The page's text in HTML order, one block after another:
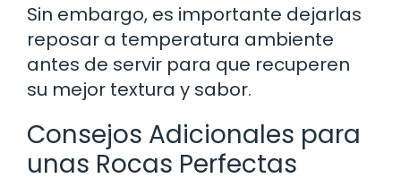
Sin embargo, es importante dejarlas
reposar a temperatura ambiente
antes de servir para que recuperen
su mejor textura y sabor.
Consejos Adicionales para
unas Rocas Perfectas